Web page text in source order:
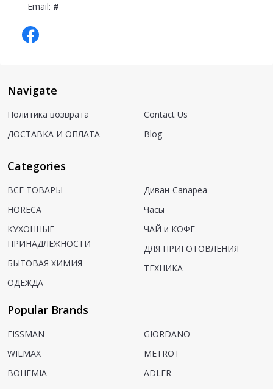
Email: #
Navigate
Политика возврата
ДОСТАВКА И ОПЛАТА
Contact Us
Blog
Categories
ВСЕ ТОВАРЫ
HORECA
КУХОННЫЕ
ПРИНАДЛЕЖНОСТИ
БЫТОВАЯ ХИМИЯ
ОДЕЖДА
Диван-Canapea
Часы
ЧАЙ и КОФЕ
ДЛЯ ПРИГОТОВЛЕНИЯ
ТЕХНИКА
Popular Brands
FISSMAN
WILMAX
BOHEMIA
GIORDANO
METROT
ADLER